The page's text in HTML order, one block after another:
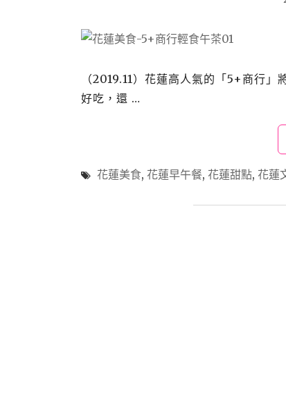
（2019.11）花蓮高人氣的「5+商行
好吃，還 …
花蓮美食, 花蓮早午餐, 花蓮甜點, 花蓮